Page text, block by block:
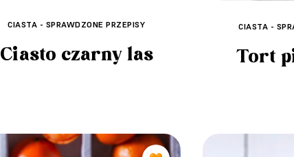
CIASTA - SPRAWDZONE PRZEPISY
Ciasto czarny las
CIASTA -
Tort